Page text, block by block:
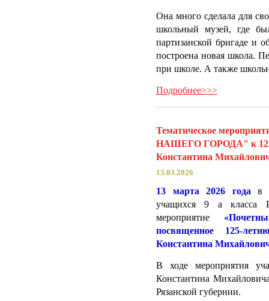
Она много сделала для
школьный музей, где
партизанской бригаде и
построена новая школа.
при школе. А также
Подробнее>>>
Тематическое
НАШЕГО ГОРОДА" к 125-
Константина
13.03.2026
13 марта 2026 года в
учащихся 9 а класса
мероприятие
посвященное 125-
Константина
В ходе мероприятия
Константина
Рязанской губернии.